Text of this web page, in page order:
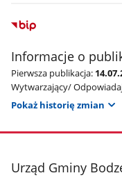
Informacje o
Pierwsza publikacja:
Wytwarzający/
Pokaż historię zmian
stopka
Urząd Gminy